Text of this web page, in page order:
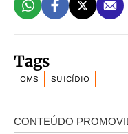
Tags
OMS SUICÍDIO